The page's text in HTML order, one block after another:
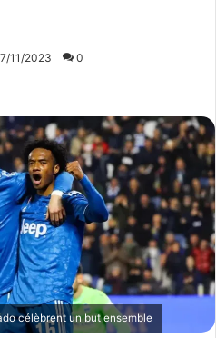
11/2023 0
célèbrent un but ensemble